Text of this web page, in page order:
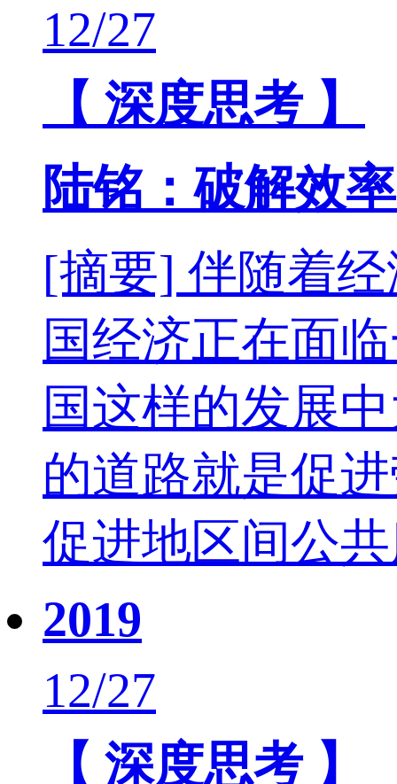
12/27
【 深度思考 】
陆铭：破解效
[摘要] 伴随着
国经济正在面
国这样的发展
的道路就是促
促进地区间公
2019
12/27
【 深度思考 】